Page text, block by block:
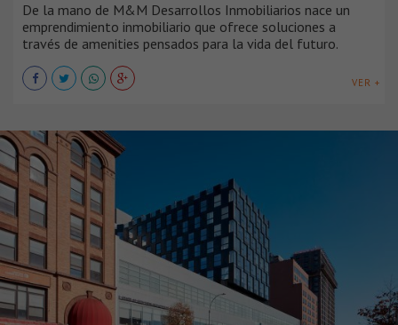
De la mano de M&M Desarrollos Inmobiliarios nace un
emprendimiento inmobiliario que ofrece soluciones a
través de amenities pensados para la vida del futuro.
VER +